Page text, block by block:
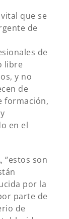
que se
de
de
libre
y no
de
formación,
en el
“estos son
por la
parte de
de